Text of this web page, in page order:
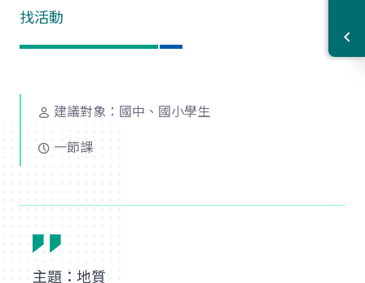
找活動
建議對象：國中、國小學生
一節課
主題：地質